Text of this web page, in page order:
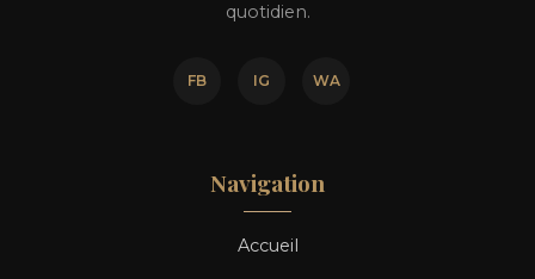
quotidien.
FB IG WA
Navigation
Accueil